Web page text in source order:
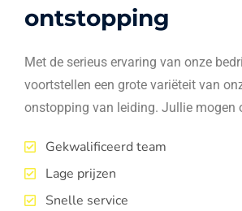
ontstopping
Met de serieus ervaring van onze
voortstellen een grote variëteit van
onstopping van leiding. Jullie mogen
Gekwalificeerd team
Lage prijzen
Snelle service